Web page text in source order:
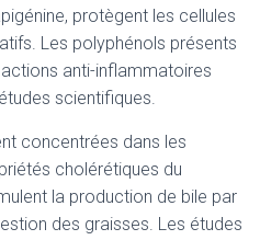
protègent les cellules
Les polyphénols présents
anti-inflammatoires
scientifiques.
concentrées dans les
cholérétiques du
la production de bile par
des graisses. Les études